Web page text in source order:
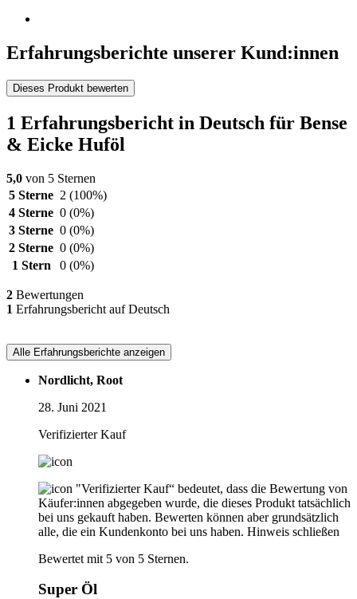
Erfahrungsberichte unserer Kund:innen
Dieses Produkt bewerten
1 Erfahrungsbericht in Deutsch für Bense
& Eicke Huföl
5,0 von 5 Sternen
5 Sterne 2 (100%)
4 Sterne 0 (0%)
3 Sterne 0 (0%)
2 Sterne 0 (0%)
1 Stern
0 (0%)
2 Bewertungen
1 Erfahrungsbericht auf Deutsch
Alle Erfahrungsberichte anzeigen
Nordlicht, Root
28. Juni 2021
Verifizierter Kauf
"Verifizierter Kauf“ bedeutet, dass die Bewertung von
Käufer:innen abgegeben wurde, die dieses Produkt tatsächlich
bei uns gekauft haben. Bewerten können aber grundsätzlich
alle, die ein Kundenkonto bei uns haben. Hinweis schließen
Bewertet mit 5 von 5 Sternen.
Super Öl